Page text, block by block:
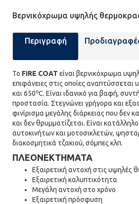
Βερνικόχρωμα υψηλής
Περιγραφή
Το FIRE COAT είναι βερνικόχρωμα
επιφάνειες στις οποίες
και 650oC. Είναι ιδανικό για βαφή,
προστασία. Στεγνώνει γρήγορα και
φινίρισμα μεγάλης διάρκειας που δεν
και δεν θρυμματίζεται. Είναι κατάλληλο
αυτοκινήτων και μοτοσικλετών,
διακοσμητικά τζακιού, σόμπες κλπ.
ΠΛΕΟΝΕΚΤΗΜΑΤΑ
Εξαιρετική αντοχή στις υψηλές
Εξαιρετική καλυπτικότητα
Μεγάλη αντοχή στο χρόνο
Εξαιρετική πρόσφυση